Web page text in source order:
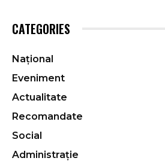
CATEGORIES
Național
Eveniment
Actualitate
Recomandate
Social
Administrație